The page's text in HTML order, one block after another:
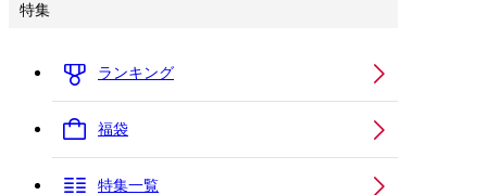
特集
ランキング
福袋
特集一覧